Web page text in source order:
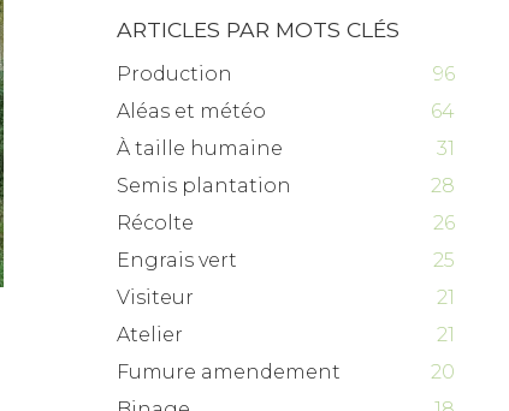
ARTICLES PAR MOTS CLÉS
Production
96
Aléas et météo
64
À taille humaine
31
Semis plantation
28
Récolte
26
Engrais vert
25
Visiteur
21
Atelier
21
Fumure amendement
20